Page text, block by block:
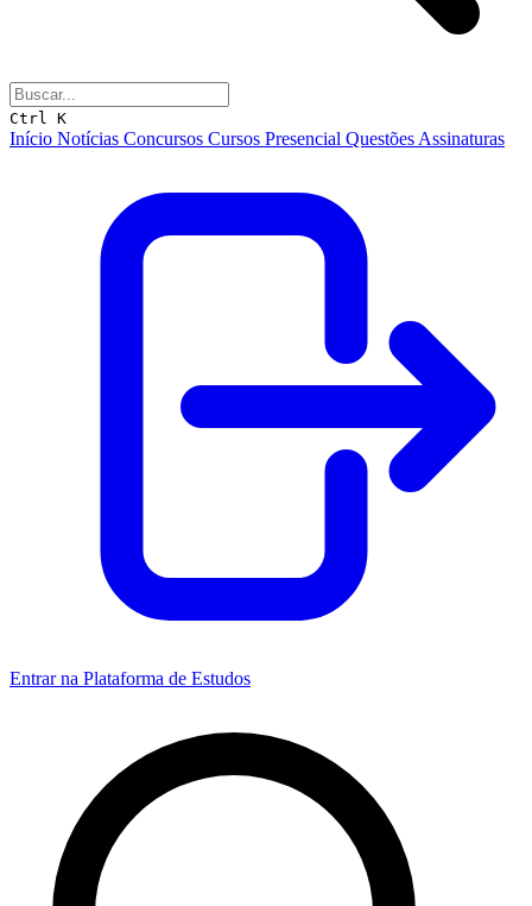
Ctrl K
Início Notícias Concursos Cursos Presencial Questões Assinaturas
Entrar na Plataforma de Estudos